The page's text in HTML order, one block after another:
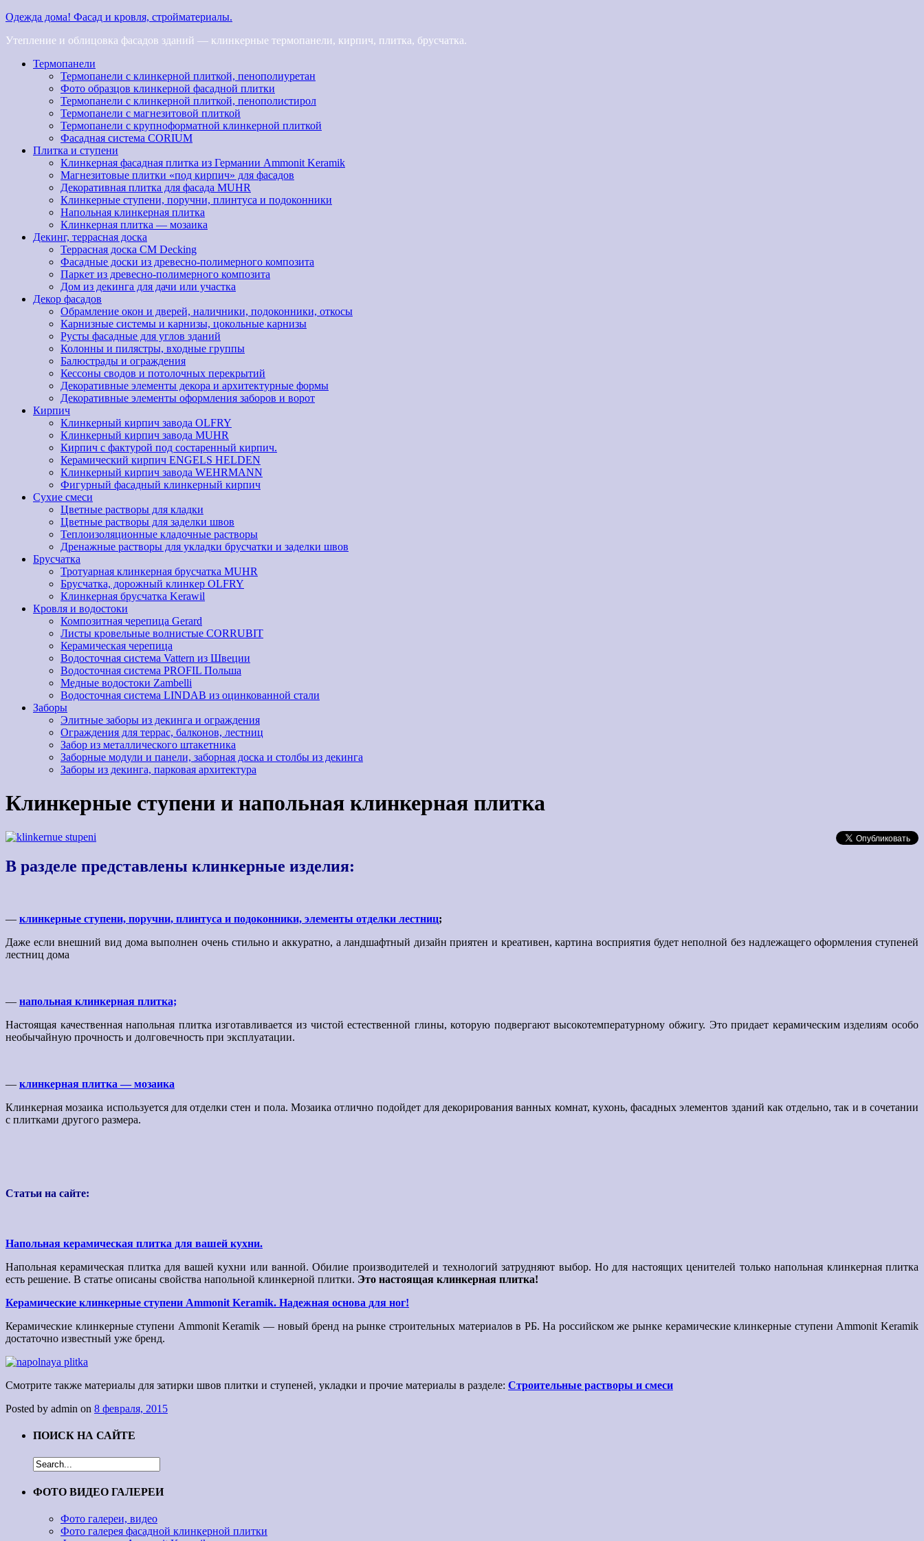
Одежда дома! Фасад и кровля, стройматериалы.
Утепление и облицовка фасадов зданий — клинкерные термопанели, кирпич, плитка, брусчатка.
Термопанели
Термопанели с клинкерной плиткой, пенополиуретан
Фото образцов клинкерной фасадной плитки
Термопанели с клинкерной плиткой, пенополистирол
Термопанели с магнезитовой плиткой
Термопанели с крупноформатной клинкерной плиткой
Фасадная система CORIUM
Плитка и ступени
Клинкерная фасадная плитка из Германии Ammonit Keramik
Магнезитовые плитки «под кирпич» для фасадов
Декоративная плитка для фасада MUHR
Клинкерные ступени, поручни, плинтуса и подоконники
Напольная клинкерная плитка
Клинкерная плитка — мозаика
Декинг, террасная доска
Террасная доска CM Decking
Фасадные доски из древесно-полимерного композита
Паркет из древесно-полимерного композита
Дом из декинга для дачи или участка
Декор фасадов
Обрамление окон и дверей, наличники, подоконники, откосы
Карнизные системы и карнизы, цокольные карнизы
Русты фасадные для углов зданий
Колонны и пилястры, входные группы
Балюстрады и ограждения
Кессоны сводов и потолочных перекрытий
Декоративные элементы декора и архитектурные формы
Декоративные элементы оформления заборов и ворот
Кирпич
Клинкерный кирпич завода OLFRY
Клинкерный кирпич завода MUHR
Кирпич с фактурой под состаренный кирпич.
Керамический кирпич ENGELS HELDEN
Клинкерный кирпич завода WEHRMANN
Фигурный фасадный клинкерный кирпич
Сухие смеси
Цветные растворы для кладки
Цветные растворы для заделки швов
Теплоизоляционные кладочные растворы
Дренажные растворы для укладки брусчатки и заделки швов
Брусчатка
Тротуарная клинкерная брусчатка MUHR
Брусчатка, дорожный клинкер OLFRY
Клинкерная брусчатка Kerawil
Кровля и водостоки
Композитная черепица Gerard
Листы кровельные волнистые CORRUBIT
Керамическая черепица
Водосточная система Vattern из Швеции
Водосточная система PROFIL Польша
Медные водостоки Zambelli
Водосточная система LINDAB из оцинкованной стали
Заборы
Элитные заборы из декинга и ограждения
Ограждения для террас, балконов, лестниц
Забор из металлического штакетника
Заборные модули и панели, заборная доска и столбы из декинга
Заборы из декинга, парковая архитектура
Клинкерные ступени и напольная клинкерная плитка
В разделе представлены клинкерные изделия:
— клинкерные ступени, поручни, плинтуса и подоконники, элементы отделки лестниц;
Даже если внешний вид дома выполнен очень стильно и аккуратно, а ландшафтный дизайн приятен и креативен, картина восприятия будет неполной без надлежащего оформления ступеней
лестниц дома
— напольная клинкерная плитка;
Настоящая качественная напольная плитка изготавливается из чистой естественной глины, которую подвергают высокотемпературному обжигу. Это придает керамическим изделиям особо
необычайную прочность и долговечность при эксплуатации.
— клинкерная плитка — мозаика
Клинкерная мозаика используется для отделки стен и пола. Мозаика отлично подойдет для декорирования ванных комнат, кухонь, фасадных элементов зданий как отдельно, так и в сочетании
с плитками другого размера.
Статьи на сайте:
Напольная керамическая плитка для вашей кухни.
Напольная керамическая плитка для вашей кухни или ванной. Обилие производителей и технологий затрудняют выбор. Но для настоящих ценителей только напольная клинкерная плитка
есть решение. В статье описаны свойства напольной клинкерной плитки. Это настоящая клинкерная плитка!
Керамические клинкерные ступени Ammonit Keramik. Надежная основа для ног!
Керамические клинкерные ступени Ammonit Keramik — новый бренд на рынке строительных материалов в РБ. На российском же рынке керамические клинкерные ступени Ammonit Keramik
достаточно известный уже бренд.
Смотрите также материалы для затирки швов плитки и ступеней, укладки и прочие материалы в разделе: Строительные растворы и смеси
Posted by admin on 8 февраля, 2015
ПОИСК НА САЙТЕ
ФОТО ВИДЕО ГАЛЕРЕИ
Фото галереи, видео
Фото галерея фасадной клинкерной плитки